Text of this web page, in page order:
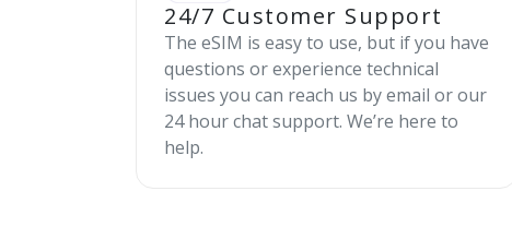
24/7 Customer Support
The eSIM is easy to use, but if you have
questions or experience technical
issues you can reach us by email or our
24 hour chat support. We’re here to
help.